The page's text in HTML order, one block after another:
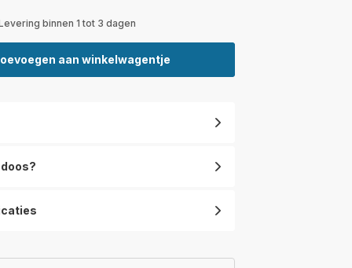
binnen 1 tot 3 dagen
aan winkelwagentje